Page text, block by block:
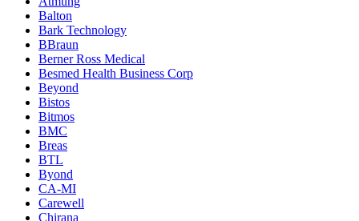
Balton
Bark Technology
BBraun
Berner Ross Medical
Besmed Health Business Corp
Beyond
Bistos
Bitmos
BMC
Breas
BTL
Byond
CA-MI
Carewell
Chirana